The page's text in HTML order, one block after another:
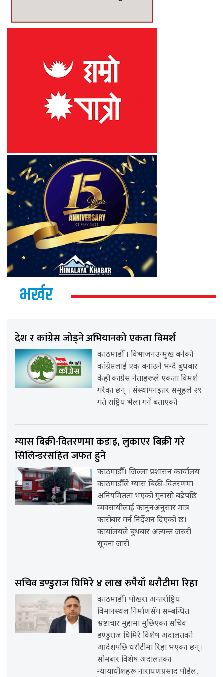
भर्खर
देश र कांग्रेस जोड्ने अभियानको एकता विमर्श
काठमाडौँ । विभाजनउन्मुख बनेको
कांग्रेसलाई एक बनाउने भन्दै बुधबार
केही कांग्रेस नेताहरूले एकता विमर्श
गरेका छन् । संस्थापनइतर समूहले २९
गते राष्ट्रिय भेला गर्ने बताएको
ग्यास बिक्री-वितरणमा कडाइ, लुकाएर बिक्री गरे
सिलिन्डरसहित जफत हुने
काठमाडौँ। जिल्ला प्रशासन कार्यालय
काठमाडौँले ग्यास बिक्री-वितरणमा
अनियमितता भएको गुनासो बढेपछि
व्यवसायीलाई कानुनअनुसार मात्र
कारोबार गर्न निर्देशन दिएको छ।
कार्यालयले बुधबार अत्यन्त जरुरी
सूचना जारी
सचिव डण्डुराज घिमिरे ४ लाख रुपैयाँ धरौटीमा रिहा
काठमाडौँ। पोखरा अन्तर्राष्ट्रिय
विमानस्थल निर्माणसँग सम्बन्धित
भ्रष्टाचार मुद्दामा मुछिएका सचिव
डण्डुराज घिमिरे विशेष अदालतको
आदेशपछि धरौटीमा रिहा भएका छन्।
सोमबार विशेष अदालतका
न्यायाधीशहरू नारायणप्रसाद पौडेल,